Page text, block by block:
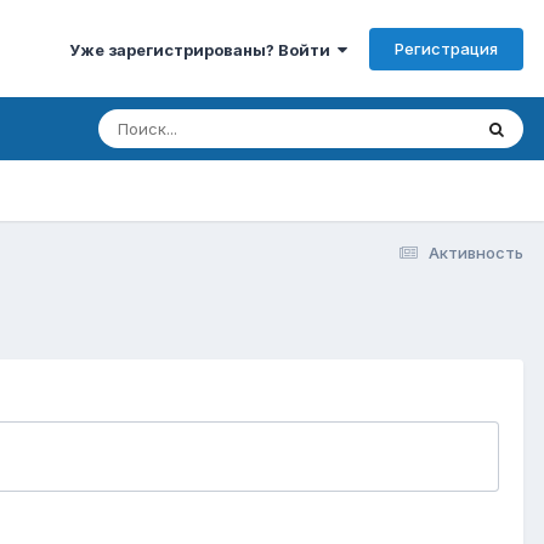
Уже зарегистрированы? Войти Регистрация
Активность